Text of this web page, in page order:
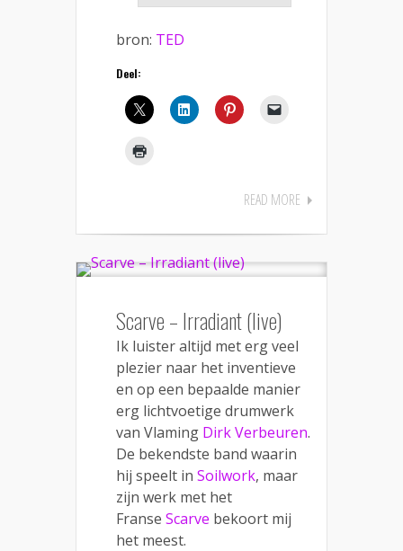
bron: TED
Deel:
READ MORE
Scarve – Irradiant (live)
Ik luister altijd met erg veel
plezier naar het inventieve
en op een bepaalde manier
erg lichtvoetige drumwerk
van Vlaming Dirk Verbeuren.
De bekendste band waarin
hij speelt in Soilwork, maar
zijn werk met het
Franse Scarve bekoort mij
het meest.